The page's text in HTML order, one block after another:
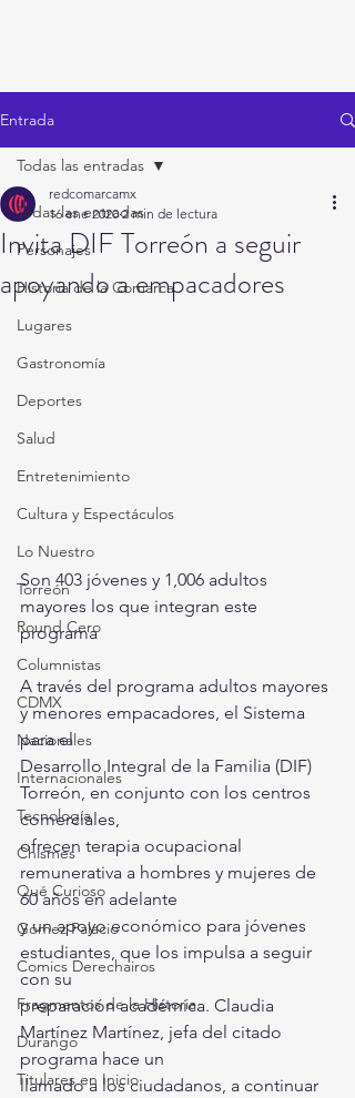
Entrada
Todas las entradas
Personajes
Historia de la Comarca
Lugares
Gastronomía
Deportes
Salud
Entretenimiento
Cultura y Espectáculos
Lo Nuestro
Torreón
Round Cero
Columnistas
CDMX
Nacionales
Internacionales
Tecnología
Chismes
Qué Curioso
Gómez Palacio
Comics Derechairos
Fragmentos de la Historia
Durango
Titulares en Inicio
Todas las entradas
Invita DIF Torreón a seguir
apoyando a empacadores
redcomarcamx
16 ene 2020 2 min de lectura
Son 403 jóvenes y 1,006 adultos
mayores los que integran este
programa
A través del programa adultos mayores
y menores empacadores, el Sistema
para el
Desarrollo Integral de la Familia (DIF)
Torreón, en conjunto con los centros
comerciales,
ofrecen terapia ocupacional
remunerativa a hombres y mujeres de
60 años en adelante
y un apoyo económico para jóvenes
estudiantes, que los impulsa a seguir
con su
preparación académica. Claudia
Martínez Martínez, jefa del citado
programa hace un
llamado a los ciudadanos, a continuar